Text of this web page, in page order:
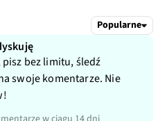
Popularne
bez limitu, śledź
swoje komentarze. Nie
w ciągu 14 dni